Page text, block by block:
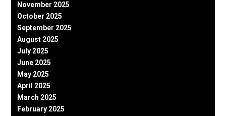
November 2025
October 2025
September 2025
August 2025
July 2025
June 2025
May 2025
April 2025
March 2025
February 2025